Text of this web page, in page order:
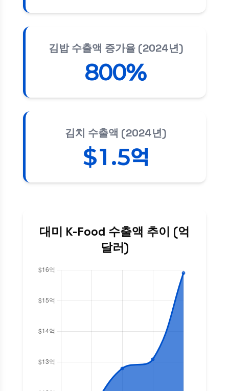
김밥 수출액 증가율 (2024년)
800%
김치 수출액 (2024년)
$1.5억
대미 K-Food 수출액 추이 (억
달러)